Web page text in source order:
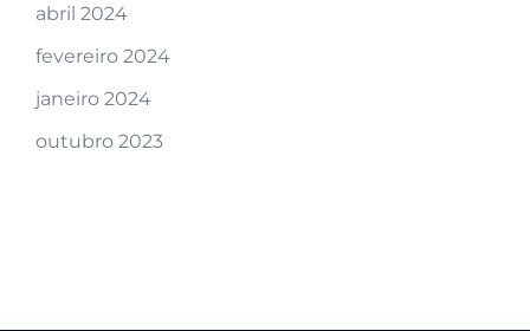
abril 2024
fevereiro 2024
janeiro 2024
outubro 2023